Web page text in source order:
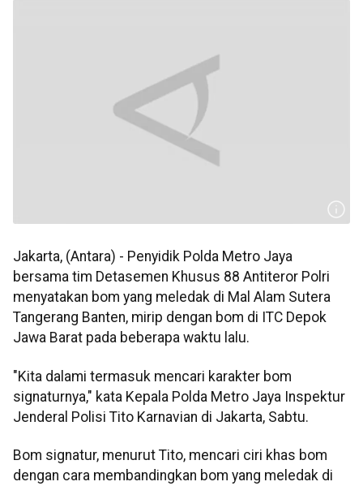
Jakarta, (Antara) - Penyidik Polda Metro Jaya
bersama tim Detasemen Khusus 88 Antiteror Polri
menyatakan bom yang meledak di Mal Alam Sutera
Tangerang Banten, mirip dengan bom di ITC Depok
Jawa Barat pada beberapa waktu lalu.
"Kita dalami termasuk mencari karakter bom
signaturnya," kata Kepala Polda Metro Jaya Inspektur
Jenderal Polisi Tito Karnavian di Jakarta, Sabtu.
Bom signatur, menurut Tito, mencari ciri khas bom
dengan cara membandingkan bom yang meledak di